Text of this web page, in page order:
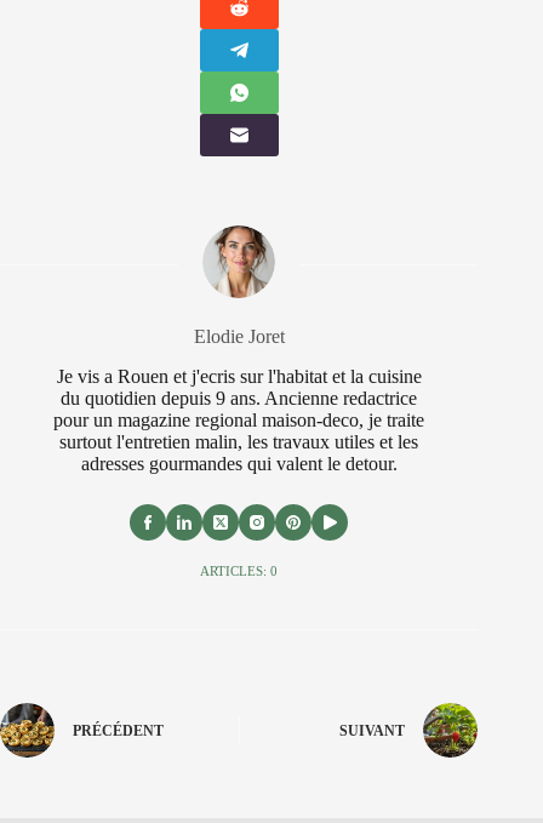
Elodie Joret
Je vis a Rouen et j'ecris sur l'habitat et la cuisine
du quotidien depuis 9 ans. Ancienne redactrice
pour un magazine regional maison-deco, je traite
surtout l'entretien malin, les travaux utiles et les
adresses gourmandes qui valent le detour.
ARTICLES: 0
PRÉCÉDENT SUIVANT